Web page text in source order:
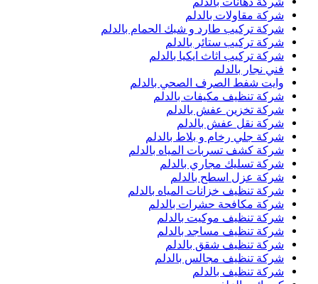
شركة مقاولات بالدلم
شركة تركيب طارد و شبك الحمام بالدلم
شركة تركيب ستائر بالدلم
شركة تركيب اثاث ايكيا بالدلم
فني نجار بالدلم
وايت شفط الصرف الصحي بالدلم
شركة تنظيف مكيفات بالدلم
شركة تخزين عفش بالدلم
شركة نقل عفش بالدلم
شركة جلي رخام و بلاط بالدلم
شركة كشف تسربات المياه بالدلم
شركة تسليك مجاري بالدلم
شركة عزل اسطح بالدلم
شركة تنظيف خزانات المياه بالدلم
شركة مكافحة حشرات بالدلم
شركة تنظيف موكيت بالدلم
شركة تنظيف مساجد بالدلم
شركة تنظيف شقق بالدلم
شركة تنظيف مجالس بالدلم
شركة تنظيف بالدلم